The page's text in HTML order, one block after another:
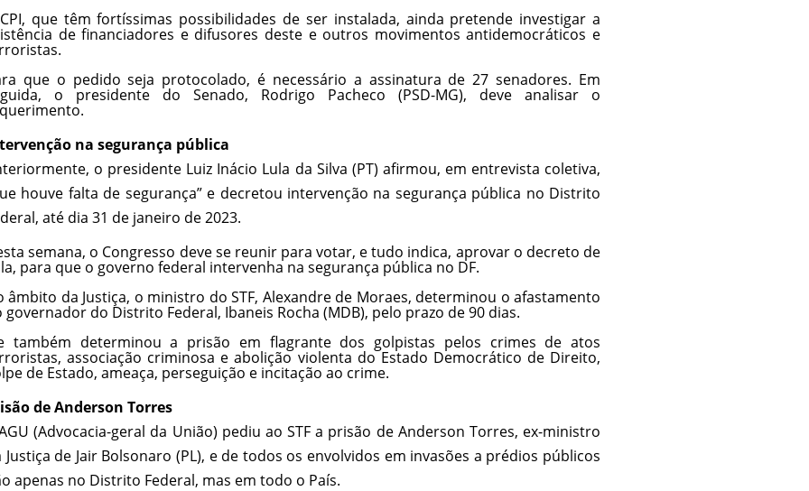
que têm fortíssimas possibilidades de ser instalada, ainda pretende investigar a
de financiadores e difusores deste e outros movimentos antidemocráticos e
que o pedido seja protocolado, é necessário a assinatura de 27 senadores. Em
o presidente do Senado, Rodrigo Pacheco (PSD-MG), deve analisar o
na segurança pública
o presidente Luiz Inácio Lula da Silva (PT) afirmou, em entrevista coletiva,
houve falta de segurança” e decretou intervenção na segurança pública no Distrito
até dia 31 de janeiro de 2023.
semana, o Congresso deve se reunir para votar, e tudo indica, aprovar o decreto de
para que o governo federal intervenha na segurança pública no DF.
âmbito da Justiça, o ministro do STF, Alexandre de Moraes, determinou o afastamento
governador do Distrito Federal, Ibaneis Rocha (MDB), pelo prazo de 90 dias.
também determinou a prisão em flagrante dos golpistas pelos crimes de atos
associação criminosa e abolição violenta do Estado Democrático de Direito,
de Estado, ameaça, perseguição e incitação ao crime.
de Anderson Torres
(Advocacia-geral da União) pediu ao STF a prisão de Anderson Torres, ex-ministro
Justiça de Jair Bolsonaro (PL), e de todos os envolvidos em invasões a prédios públicos
apenas no Distrito Federal, mas em todo o País.